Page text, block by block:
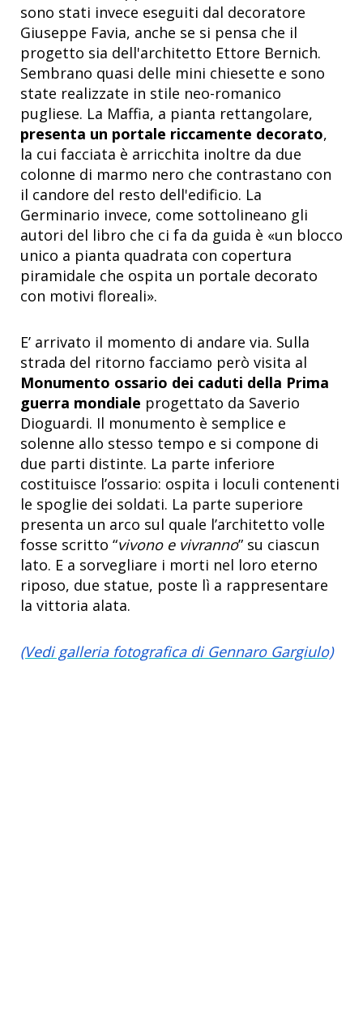
sono stati invece eseguiti dal decoratore
Giuseppe Favia, anche se si pensa che il
progetto sia dell'architetto Ettore Bernich.
Sembrano quasi delle mini chiesette e sono
state realizzate in stile neo-romanico
pugliese. La Maffia, a pianta rettangolare,
presenta un portale riccamente decorato,
la cui facciata è arricchita inoltre da due
colonne di marmo nero che contrastano con
il candore del resto dell'edificio. La
Germinario invece, come sottolineano gli
autori del libro che ci fa da guida è «un blocco
unico a pianta quadrata con copertura
piramidale che ospita un portale decorato
con motivi floreali».
E’ arrivato il momento di andare via. Sulla
strada del ritorno facciamo però visita al
Monumento ossario dei caduti della Prima
guerra mondiale progettato da Saverio
Dioguardi. Il monumento è semplice e
solenne allo stesso tempo e si compone di
due parti distinte. La parte inferiore
costituisce l’ossario: ospita i loculi contenenti
le spoglie dei soldati. La parte superiore
presenta un arco sul quale l’architetto volle
fosse scritto “vivono e vivranno” su ciascun
lato. E a sorvegliare i morti nel loro eterno
riposo, due statue, poste lì a rappresentare
la vittoria alata.
(Vedi galleria fotografica di Gennaro Gargiulo)